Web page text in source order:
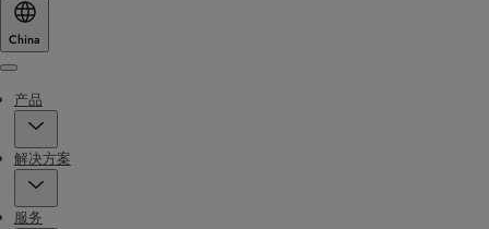
China
Menu
产品
解决方案
服务